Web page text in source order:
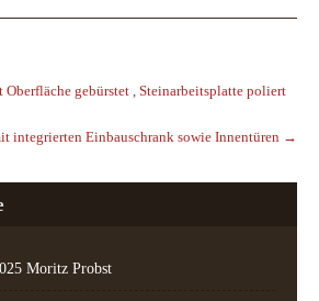
gebürstet , Steinarbeitsplatte poliert
integrierten Einbauschrank sowie Innentüren →
Moritz Probst